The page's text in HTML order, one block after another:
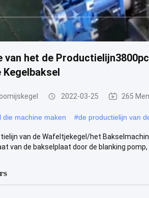
het de
Kegelbaksel
2022-03-25 265
die machine maken #de productielijn van
van de Wafeltjekegel/het
van de bakselplaat door de blanking pomp,